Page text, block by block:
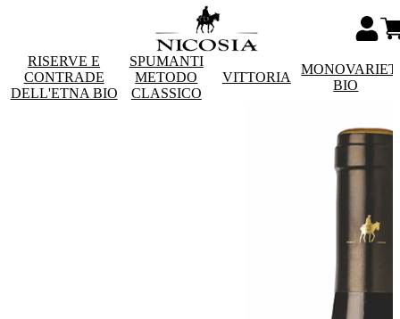
RISERVE E
CONTRADE
DELL'ETNA BIO
SPUMANTI
METODO
CLASSICO
VITTORIA
BIO